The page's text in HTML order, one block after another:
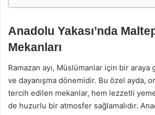
Anadolu Yakası’nda
Mekanları
Ramazan ayı, Müslümanlar için bir araya
ve dayanışma dönemidir. Bu özel ayda,
tercih edilen mekanlar, hem lezzetli
de huzurlu bir atmosfer sağlamalıdır.